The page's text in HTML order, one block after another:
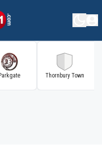
Parkgate Thornbury Town